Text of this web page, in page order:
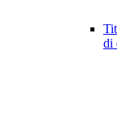
di